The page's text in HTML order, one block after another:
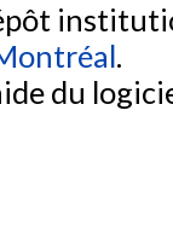
.
du